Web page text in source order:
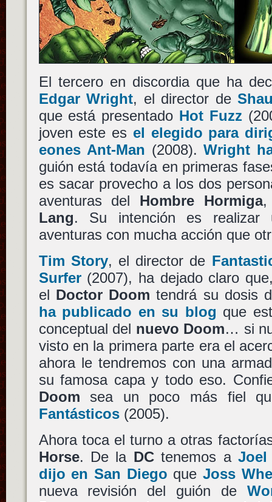
El tercero en discordia que ha
Edgar Wright, el director de
que está presentado Hot Fuzz
joven este es el elegido para
eones Ant-Man (2008).Wright
guión está todavía en primeras
es sacar provecho a los dos
aventuras del Hombre Hormiga
Lang. Su intención es realizar
aventuras con mucha acción que
Tim Story, el director de
Surfer(2007), ha dejado claro
el Doctor Doom tendrá su dosis
ha publicado en su blog que
conceptual del nuevo Doom… si
visto en la primera parte era el
ahora le tendremos con una
su famosa capa y todo eso.
Doom sea un poco más fiel
Fantásticos(2005).
Ahora toca el turno a otras
Horse. De la DCtenemos a Joel
dijo en San Diego que Joss
nueva revisión del guión de